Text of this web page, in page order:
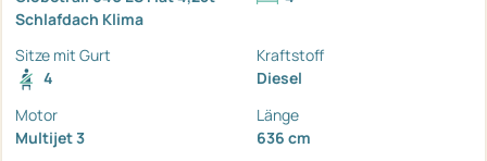
Schlafdach Klima
Sitze mit Gurt
4
Kraftstoff
Diesel
Motor
Multijet 3
Länge
636 cm